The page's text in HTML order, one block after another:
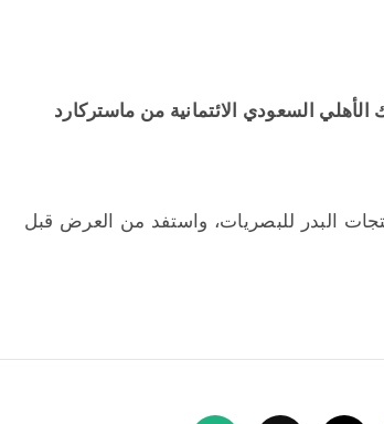
الأهلي السعودي الائتمانية من ماستركارد
البدر للبصريات، واستفد من العرض قبل